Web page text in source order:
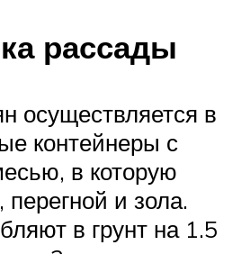
рассады
осуществляется в
контейнеры с
в которую
перегной и зола.
в грунт на 1.5